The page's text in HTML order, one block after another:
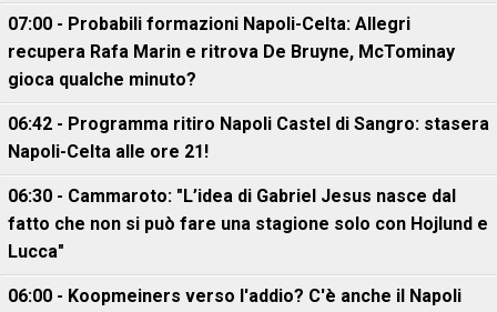
07:00 - Probabili formazioni Napoli-Celta: Allegri
recupera Rafa Marin e ritrova De Bruyne, McTominay
gioca qualche minuto?
06:42 - Programma ritiro Napoli Castel di Sangro: stasera
Napoli-Celta alle ore 21!
06:30 - Cammaroto: "L’idea di Gabriel Jesus nasce dal
fatto che non si può fare una stagione solo con Hojlund e
Lucca"
06:00 - Koopmeiners verso l'addio? C'è anche il Napoli